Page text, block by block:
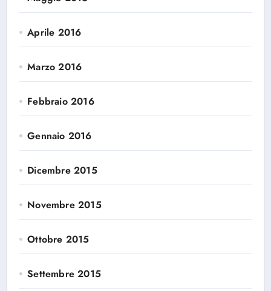
Aprile 2016
Marzo 2016
Febbraio 2016
Gennaio 2016
Dicembre 2015
Novembre 2015
Ottobre 2015
Settembre 2015